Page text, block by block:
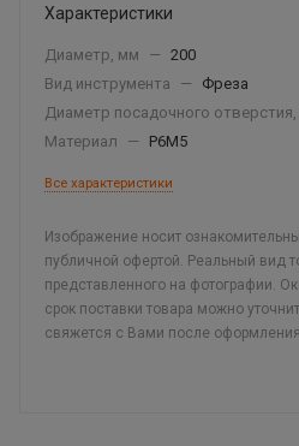
Характеристики
Диаметр, мм — 200
Вид инструмента
—
Фреза
Диаметр посадочного
Материал
— Р6М5
Все характеристики
Изображение носит
публичной офертой. Реальный вид
представленного на фотографии.
срок поставки товара можно
свяжется с Вами после